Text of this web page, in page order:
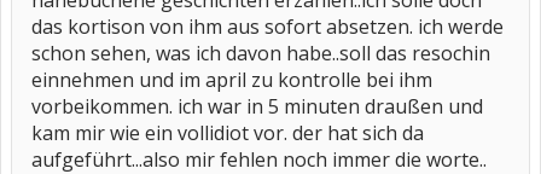
das kortison von ihm aus sofort absetzen. ich werde
schon sehen, was ich davon habe..soll das resochin
einnehmen und im april zu kontrolle bei ihm
vorbeikommen. ich war in 5 minuten draußen und
kam mir wie ein vollidiot vor. der hat sich da
aufgeführt...also mir fehlen noch immer die worte..